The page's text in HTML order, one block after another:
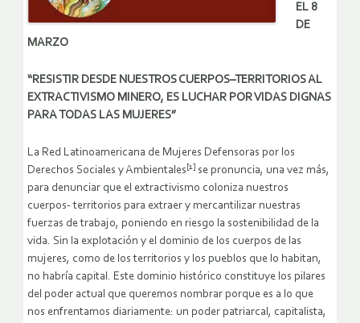
EL 8
DE
MARZO
“RESISTIR DESDE NUESTROS CUERPOS–TERRITORIOS AL
EXTRACTIVISMO MINERO, ES LUCHAR POR VIDAS DIGNAS
PARA TODAS LAS MUJERES”
La Red Latinoamericana de Mujeres Defensoras por los
Derechos Sociales y Ambientales[1] se pronuncia, una vez más,
para denunciar que el extractivismo coloniza nuestros
cuerpos- territorios para extraer y mercantilizar nuestras
fuerzas de trabajo, poniendo en riesgo la sostenibilidad de la
vida. Sin la explotación y el dominio de los cuerpos de las
mujeres, como de los territorios y los pueblos que lo habitan,
no habría capital. Este dominio histórico constituye los pilares
del poder actual que queremos nombrar porque es a lo que
nos enfrentamos diariamente: un poder patriarcal, capitalista,